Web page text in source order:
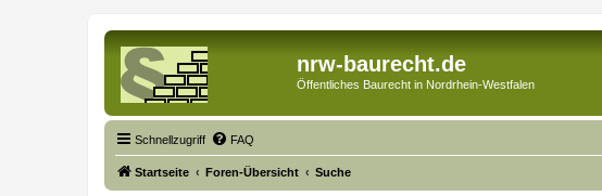
nrw-baurecht.de
Öffentliches Baurecht in Nordrhein-Westfalen
Schnellzugriff FAQ
Startseite Foren-Übersicht Suche